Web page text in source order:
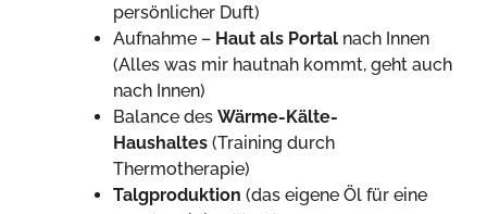
persönlicher Duft)
Aufnahme – Haut als Portal nach Innen
(Alles was mir hautnah kommt, geht auch
nach Innen)
Balance des Wärme-Kälte-
Haushaltes (Training durch
Thermotherapie)
Talgproduktion (das eigene Öl für eine